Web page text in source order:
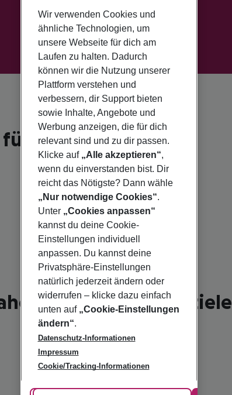
2026
- schönste Reiseziele
Wir verwenden Cookies und
ähnliche Technologien, um
unsere Webseite für dich am
Laufen zu halten. Dadurch
können wir die Nutzung unserer
Plattform verstehen und
verbessern, dir Support bieten
sowie Inhalte, Angebote und
Werbung anzeigen, die für dich
relevant sind und zu dir passen.
Klicke auf „Alle akzeptieren“,
wenn du einverstanden bist. Dir
reicht das Nötigste? Dann wähle
„Nur notwendige Cookies“.
Unter „Cookies anpassen“
kannst du deine Cookie-
Einstellungen individuell
anpassen. Du kannst deine
Privatsphäre-Einstellungen
natürlich jederzeit ändern oder
widerrufen – klicke dazu einfach
unten auf „Cookie-Einstellungen
ändern“.
Datenschutz-Informationen
Impressum
Cookie/Tracking-Informationen